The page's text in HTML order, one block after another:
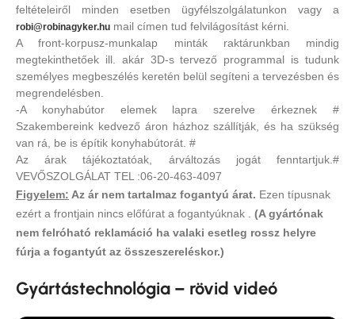
feltételeiről minden esetben ügyfélszolgálatunkon vagy a
robi@robinagyker.hu mail címen tud felvilágosítást kérni.
A front-korpusz-munkalap minták raktárunkban mindig
megtekinthetőek ill. akár 3D-s tervező programmal is tudunk
személyes megbeszélés keretén belül segíteni a tervezésben és
megrendelésben.
-A konyhabútor elemek lapra szerelve érkeznek #
Szakembereink kedvező áron házhoz szállítják, és ha szükség
van rá, be is építik konyhabútorát. #
Az árak tájékoztatóak, árváltozás jogát fenntartjuk.#
VEVŐSZOLGÁLAT TEL :06-20-463-4097
Figyelem: Az ár nem tartalmaz fogantyú árat. Ezen típusnak
ezért a frontjain nincs előfúrat a fogantyúknak . (A gyártónak
nem felróható reklamáció ha valaki esetleg rossz helyre
fúrja a fogantyút az összeszereléskor.)
Gyártástechnológia – rövid videó